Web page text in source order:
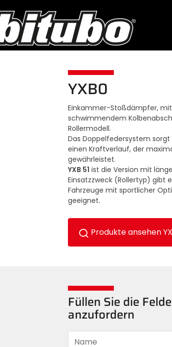
YXB0
Einkammer-Stoßdämpfer,
schwimmendem
Rollermodell.
Das Doppelfedersystem
einen Kraftverlauf, der
gewährleistet.
YXB 51 ist die Version mit
Einsatzzweck (Rollertyp) gibt
Fahrzeuge mit sportlicher
geeignet.
Produkte ansehen
Füllen Sie die
anzufordern
Name